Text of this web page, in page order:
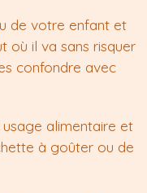
de votre enfant et
où il va sans risquer
confondre avec
alimentaire et
à goûter ou de